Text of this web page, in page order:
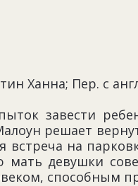
Ханна; Пер. с
завести
решает
встреча на
мать девушки
способным